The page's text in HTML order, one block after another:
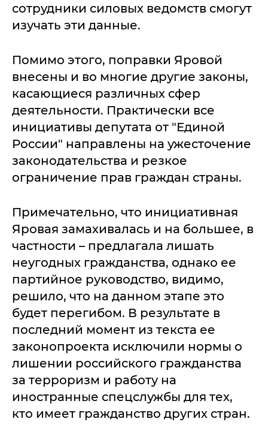
сотрудники силовых ведомств смогут
изучать эти данные.
Помимо этого, поправки Яровой
внесены и во многие другие законы,
касающиеся различных сфер
деятельности. Практически все
инициативы депутата от "Единой
России" направлены на ужесточение
законодательства и резкое
ограничение прав граждан страны.
Примечательно, что инициативная
Яровая замахивалась и на большее, в
частности – предлагала лишать
неугодных гражданства, однако ее
партийное руководство, видимо,
решило, что на данном этапе это
будет перегибом. В результате в
последний момент из текста ее
законопроекта исключили нормы о
лишении российского гражданства
за терроризм и работу на
иностранные спецслужбы для тех,
кто имеет гражданство других стран.